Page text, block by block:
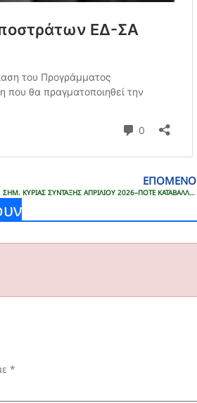
ΕΠΟΜΕΝΟ
Aναρτήθηκε το ENHM. ΣΗΜ. ΚΥΡΙΑΣ ΣΥΝΤΑΞΗΣ ΑΠΡΙΛΙΟΥ 2026–ΠΟΤΕ ΚΑΤΑΒΑΛΛΟΝΤΑΙ ΜΤΣ ΚΑΙ ΕΚΟΕΜΣ
*